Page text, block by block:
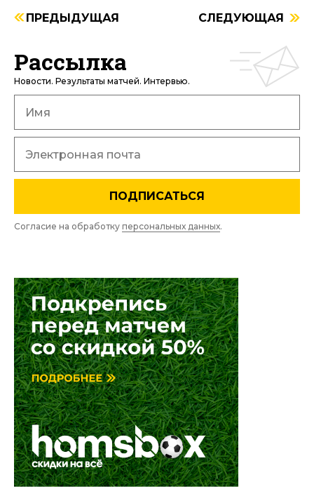
ПРЕДЫДУЩАЯ СЛЕДУЮЩАЯ
Рассылка
Новости. Результаты матчей. Интервью.
ПОДПИСАТЬСЯ
Согласие на обработку персональных данных.